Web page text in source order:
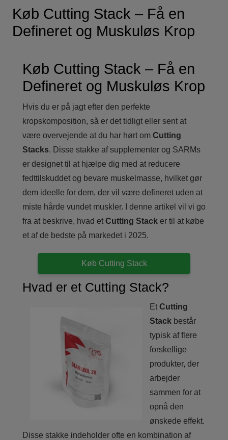
Køb Cutting Stack – Få en
Defineret og Muskuløs Krop
Køb Cutting Stack – Få en
Defineret og Muskuløs Krop
Hvis du er på jagt efter den perfekte
kropskomposition, så er det tidligt eller sent at
være overvejende at du har hørt om Cutting
Stacks. Disse stakke af supplementer og SARMs
er designet til at hjælpe dig med at reducere
fedttilskuddet og bevare muskelmasse, hvilket gør
dem ideelle for dem, der vil være defineret uden at
miste hårde vundet muskler. I denne artikel vil vi go
fra at beskrive, hvad et Cutting Stack er til at købe
et af de bedste på markedet i 2025.
Køb Cutting Stack
Hvad er et Cutting Stack?
Et Cutting
Stack består
typisk af flere
forskellige
produkter, der
arbejder
sammen for at
opnå den
ønskede effekt.
Disse stakke indeholder ofte en kombination af